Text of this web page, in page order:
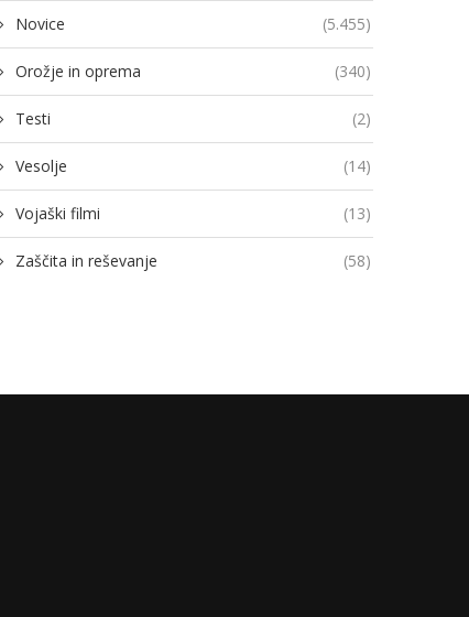
Novice (5.455)
Orožje in oprema (340)
Testi (2)
Vesolje (14)
Vojaški filmi (13)
Zaščita in reševanje (58)